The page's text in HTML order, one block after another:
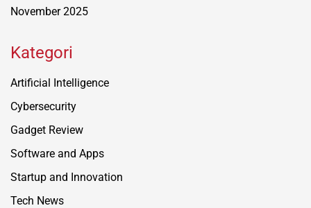
November 2025
Kategori
Artificial Intelligence
Cybersecurity
Gadget Review
Software and Apps
Startup and Innovation
Tech News